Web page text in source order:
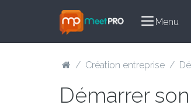
Menu
/ Création entreprise /
Démarrer